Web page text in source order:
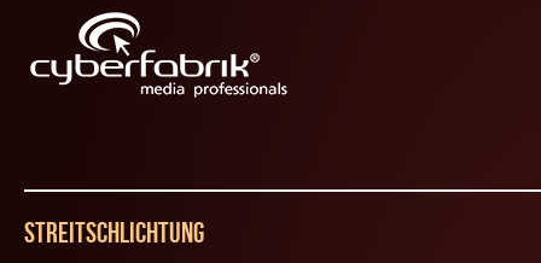
Streitschlichtung